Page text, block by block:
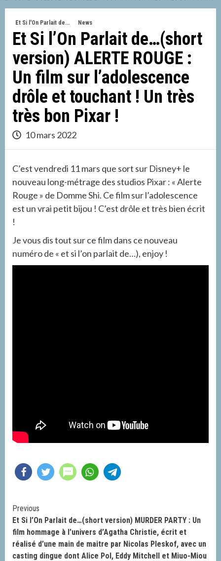
Et Si l'On Parlait de... News
Et Si l’On Parlait de…(short
version) ALERTE ROUGE :
Un film sur l’adolescence
drôle et touchant ! Un très
très bon Pixar !
10 mars 2022
C’est vendredi 11 mars que sort sur Disney+ le
nouveau long-métrage des studios Pixar : « Alerte
Rouge » de Domme Shi. Ce film sur l’adolescence
est un vrai petit bijou ! C’est drôle et très bien écrit
!
Je vous dis tout sur ce film dans ce nouveau
numéro de « et si l’on parlait de…), enjoy !
Continue
Reading
Previous
Et Si l’On Parlait de…(short version) MURDER PARTY : Un
film hommage à l’univers d’Agatha Christie, écrit et
réalisé d’une main de maitre par Nicolas Pleskof, avec un
casting dingue dont Alice Pol, Eddy Mitchell et Miuo-Miou